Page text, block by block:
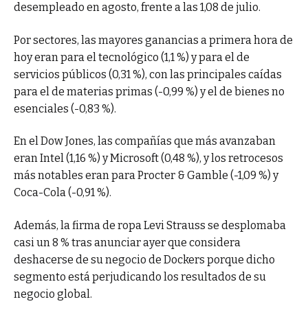
desempleado en agosto, frente a las 1,08 de julio.
Por sectores, las mayores ganancias a primera hora de
hoy eran para el tecnológico (1,1 %) y para el de
servicios públicos (0,31 %), con las principales caídas
para el de materias primas (-0,99 %) y el de bienes no
esenciales (-0,83 %).
En el Dow Jones, las compañías que más avanzaban
eran Intel (1,16 %) y Microsoft (0,48 %), y los retrocesos
más notables eran para Procter & Gamble (-1,09 %) y
Coca-Cola (-0,91 %).
Además, la firma de ropa Levi Strauss se desplomaba
casi un 8 % tras anunciar ayer que considera
deshacerse de su negocio de Dockers porque dicho
segmento está perjudicando los resultados de su
negocio global.